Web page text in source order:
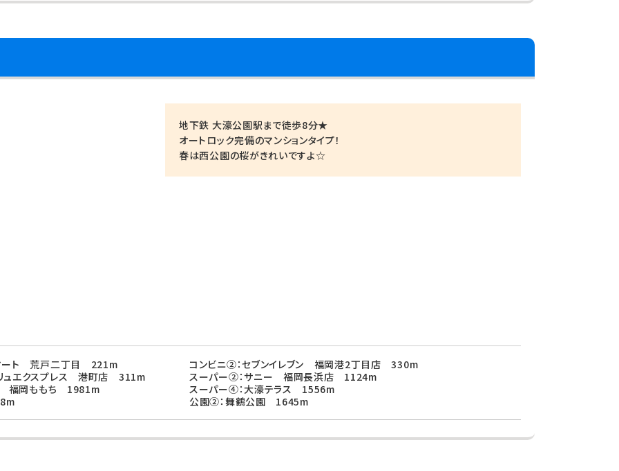
地下鉄 大濠公園駅まで徒歩8分★
オートロック完備のマンションタイプ！
春は西公園の桜がきれいですよ☆
ート 荒戸二丁目 221m
コンビニ②：セブンイレブン 福岡港2丁目店 330m
ュエクスプレス 港町店 311m
スーパー②：サニー 福岡長浜店 1124m
福岡ももち 1981m
スーパー④：大濠テラス 1556m
公園②：舞鶴公園 1645m